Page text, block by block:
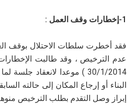
1-إخطارات وقف العمل :
عدم الترخيص ، وقد طالبت
30/1/2014 ) موعدا
البناء أو إرجاع المكان إلى حالته
إبراز وصل التقدم بطلب الترخيص